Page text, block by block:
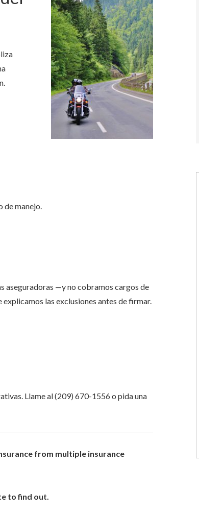
de manejo.
aseguradoras —y no cobramos cargos de
las exclusiones antes de firmar.
Llame al(209) 670-1556o pida una
from multiple insurance
to find out.